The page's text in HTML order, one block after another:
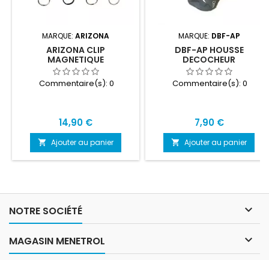
MARQUE: ARIZONA
ARIZONA CLIP
MAGNETIQUE
Commentaire(s): 0
Prix
14,90 €
 Ajouter au panier
MARQUE: DBF-AP
DBF-AP HOUSSE
DECOCHEUR
Commentaire(s): 0
Prix
7,90 €
 Ajouter au panier
NOTRE SOCIÉTÉ 
MAGASIN MENETROL 